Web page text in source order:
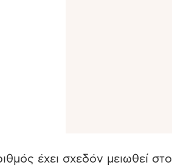
έχει σχεδόν μειωθεί